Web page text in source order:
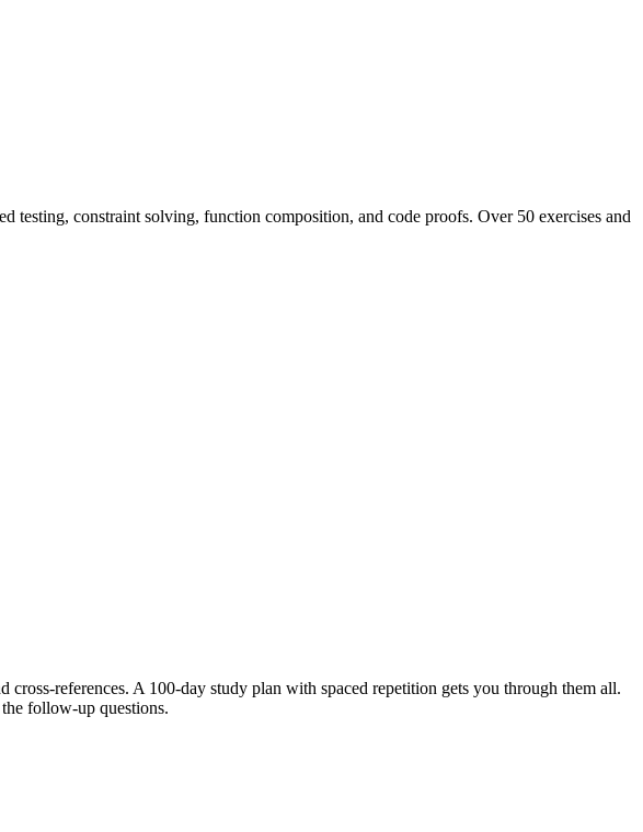
testing, constraint solving, function composition, and code proofs. Over 50 exercises and
references. A 100-day study plan with spaced repetition gets you through them all.
follow-up questions.